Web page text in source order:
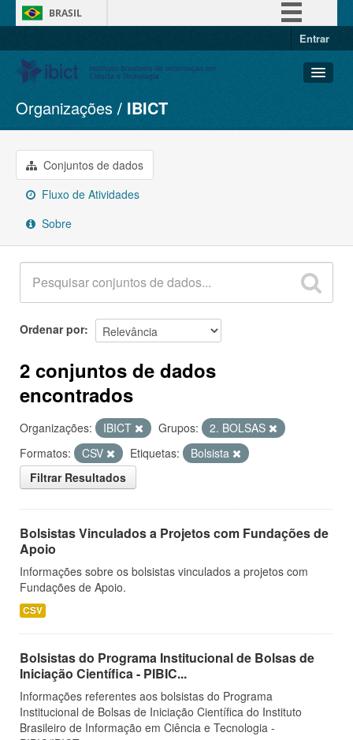
BRASIL
Entrar
Conjuntos de dados
Organizações
Grupos
Sobre
Organizações IBICT
Conjuntos de dados
Fluxo de Atividades
Sobre
Ordenar por
2 conjuntos de dados
encontrados
Organizações: IBICT Grupos:
2. BOLSAS
Formatos:
CSV Etiquetas:
Bolsista
Filtrar Resultados
Bolsistas Vinculados a Projetos com Fundações de
Apoio
Informações sobre os bolsistas vinculados a projetos com
Fundações de Apoio.
CSV
Bolsistas do Programa Institucional de Bolsas de
Iniciação Científica - PIBIC...
Informações referentes aos bolsistas do Programa
Institucional de Bolsas de Iniciação Científica do Instituto
Brasileiro de Informação em Ciência e Tecnologia -